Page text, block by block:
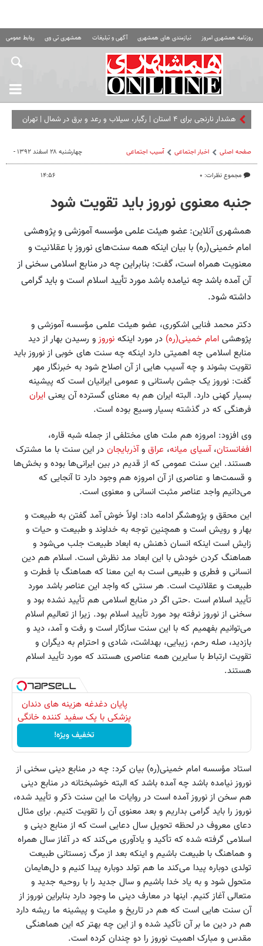
روزنامه همشهری امروز نیازمندی های همشهری آگهی و تبلیغات همشهری تی وی روابط عمومی
هشدار نارنجی برای ۴ استان | رگبار، سیلاب و رعد و برق در شمال | تهران
صفحه اصلی اخبار اجتماعی آسیب اجتماعی
مجموع نظرات: ۰
چهارشنبه ۲۸ اسفند ۱۳۹۲ -
۱۴:۵۶
جنبه معنوی نوروز باید تقویت شود
همشهری آنلاین: عضو هیئت علمی مؤسسه آموزشی و پژوهشی
امام خمینی(ره) با بیان اینکه همه سنت‌های نوروز با عقلانیت و
معنویت همراه است، گفت: بنابراین چه در منابع اسلامی سخنی از
آن آمده باشد چه نیامده باشد مورد تأیید اسلام است و باید گرامی
داشته شود.
دکتر محمد فنایی اشکوری، عضو هیئت علمی مؤسسه آموزشی و
پژوهشی امام خمینی(ره) در مورد اینکه نوروزو رسیدن بهار از دید
منابع اسلامی چه اهمیتی دارد اینکه چه سنت های خوبی از نوروز باید
تقویت بشوند و چه آسیب هایی از آن اصلاح شود به خبرنگار مهر
گفت: نوروز یک جشن باستانی و عمومی ایرانیان است که پیشینه
بسیار کهنی دارد. البته ایران هم به معنای گسترده آن یعنی ایران
فرهنگی که در گذشته بسیار وسیع بوده است.
وی افزود: امروزه هم ملت های مختلفی از جمله شبه قاره،
افغانستان، آسیای میانه، عراق وآذربایجان در این سنت با ما مشترک
هستند. این سنت عمومی که از قدیم در بین ایرانی‌ها بوده و بخش‌ها
و قسمت‌ها و عناصری از آن امروزه هم وجود دارد تا آنجایی که
می‌دانیم واجد عناصر مثبت انسانی و معنوی است.
این محقق و پژوهشگر ادامه داد: اولاً خوش آمد گفتن به طبیعت و
بهار و رویش است و همچنین توجه به خداوند و طبیعت و حیات و
زایش است اینکه انسان ذهنش به ابعاد طبیعت جلب می‌شود و
هماهنگ کردن خودش با این ابعاد مد نظرش است. اسلام هم دین
انسانی و فطری و طبیعی است به این معنا که هماهنگ با فطرت و
طبیعت و عقلانیت است. هر سنتی که واجد این عناصر باشد مورد
تأیید اسلام است .حتی اگر در منابع اسلامی هم تأیید نشده بود و
سخنی از نوروز نرفته بود مورد تأیید اسلام بود. زیرا از تعالیم اسلام
می‌توانیم بفهمیم که با این سنت سازگار است و رفت و آمد، دید و
بازدید، صله رحم، زیبایی، بهداشت، شادی و احترام به دیگران و
تقویت ارتباط با سایرین همه عناصری هستند که مورد تأیید اسلام
هستند.
پایان دغدغه هزینه های دندان
پزشکی با پک سفید کننده خانگی
تخفیف ویژه!
استاد مؤسسه امام خمینی(ره) بیان کرد: چه در منابع دینی سخنی از
نوروز نیامده باشد چه آمده باشد که البته خوشبختانه در منابع دینی
هم سخن از نوروز آمده است در روایات ما این سنت ذکر و تأیید شده،
نوروز را باید گرامی بداریم و بعد معنوی آن را تقویت کنیم. برای مثال
دعای معروف در لحظه تحویل سال دعایی است که از منابع دینی و
اسلامی گرفته شده که تأکید و یادآوری می‌کند که در آغاز سال همراه
و هماهنگ با طبیعت باشیم و اینکه بعد از مرگ زمستانی طبیعت
تولدی دوباره پیدا می‌کند ما هم تولد دوباره پیدا کنیم و دل‌هایمان
متحول شود و به یاد خدا باشیم و سال جدید را با روحیه جدید و
متعالی آغاز کنیم. اینها در معارف دینی ما وجود دارد بنابراین نوروز از
آن سنت هایی است که هم در تاریخ و ملیت و پیشینه ما ریشه دارد
هم در دین ما بر آن تأکید شده و از این چه بهتر که این هماهنگی
مقدس و مبارک اهمیت نوروز را دو چندان کرده است.